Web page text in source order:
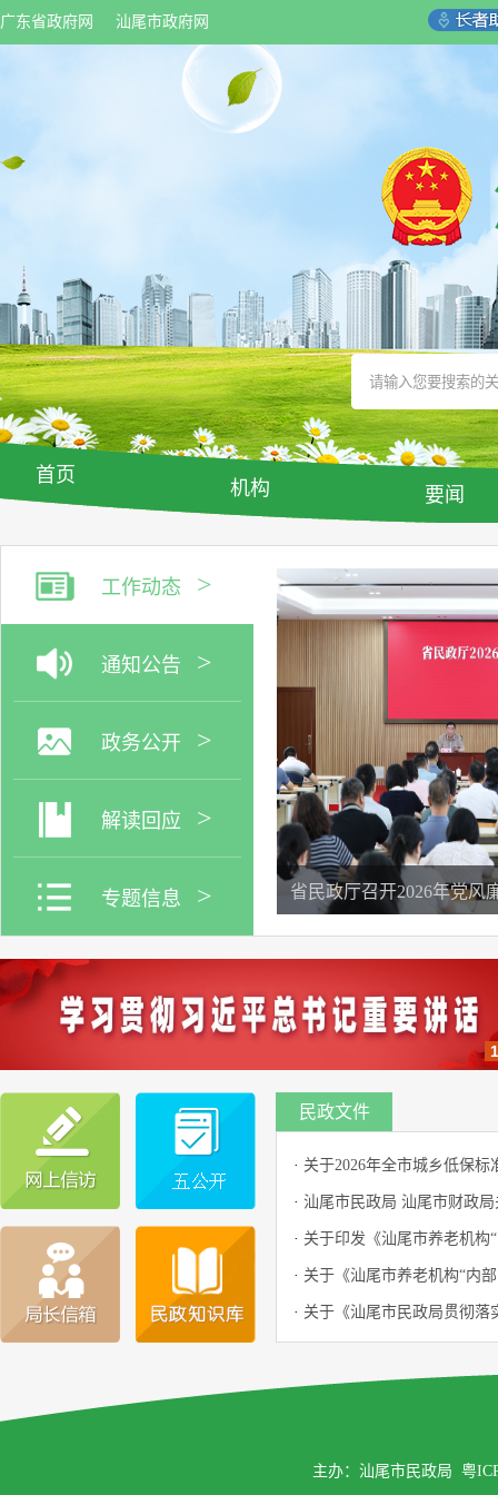
广东省政府网 汕尾市政府网
首页
机构 要闻
工作动态 >
通知公告 >
政务公开 >
解读回应 >
专题信息 > 省民政厅召开2026年党风
1
民政文件
· 关于2026年全市城乡低保
· 汕尾市民政局 汕尾市财政
· 关于印发《汕尾市养老机构
· 关于《汕尾市养老机构“内
· 关于《汕尾市民政局贯彻落
主办：汕尾市民政局 粤